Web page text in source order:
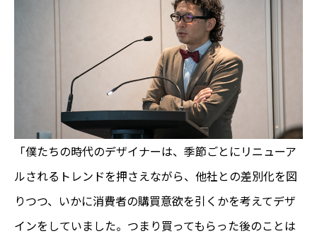
「僕たちの時代のデザイナーは、季節ごとにリニューア
ルされるトレンドを押さえながら、他社との差別化を図
りつつ、いかに消費者の購買意欲を引くかを考えてデザ
インをしていました。つまり買ってもらった後のことは